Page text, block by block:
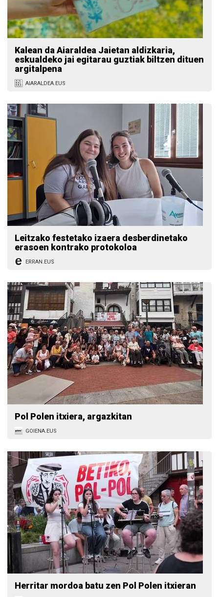
Kalean da Aiaraldea Jaietan aldizkaria,
eskualdeko jai egitarau guztiak biltzen dituen
argitalpena
AIARALDEA.EUS
Leitzako festetako izaera desberdinetako
erasoen kontrako protokoloa
ERRAN.EUS
Pol Polen itxiera, argazkitan
GOIENA.EUS
Herritar mordoa batu zen Pol Polen itxieran